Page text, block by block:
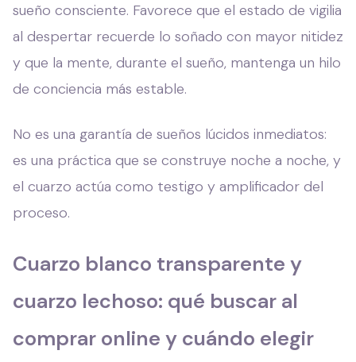
sueño consciente. Favorece que el estado de vigilia
al despertar recuerde lo soñado con mayor nitidez
y que la mente, durante el sueño, mantenga un hilo
de conciencia más estable.
No es una garantía de sueños lúcidos inmediatos:
es una práctica que se construye noche a noche, y
el cuarzo actúa como testigo y amplificador del
proceso.
Cuarzo blanco transparente y
cuarzo lechoso: qué buscar al
comprar online y cuándo elegir